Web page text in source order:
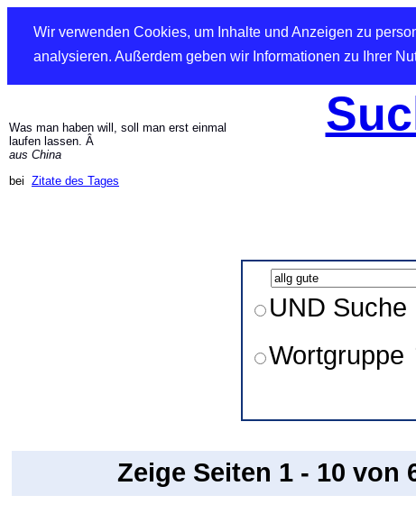
Wir verwenden Cookies, um Inhalte und Anzeigen zu
analysieren. Außerdem geben wir Informationen zu Ihrer
Was man haben will, soll man erst einmal
laufen lassen. Â
aus China
bei Zitate des Tages
UND Suche
Wortgruppe
Zeige Seiten 1 - 10 von